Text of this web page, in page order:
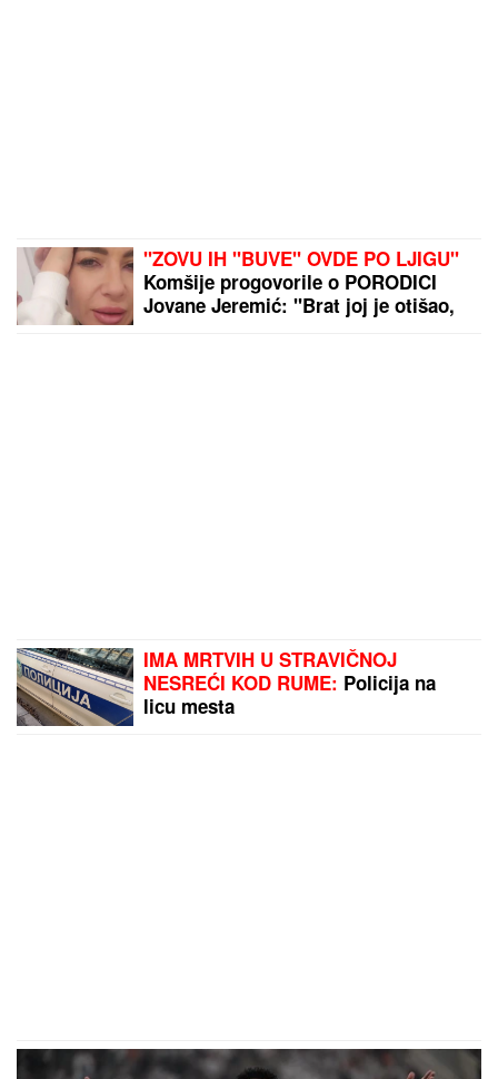
"ZOVU IH "BUVE" OVDE PO LJIGU"
Komšije progovorile o PORODICI
Jovane Jeremić: "Brat joj je otišao,
IMA MRTVIH U STRAVIČNOJ
NESREĆI KOD RUME: Policija na
licu mesta